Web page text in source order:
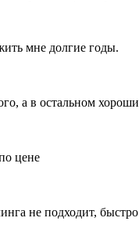
мне долгие годы.
а в остальном
цене
не подходит,